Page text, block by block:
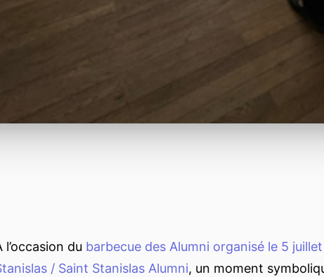
l’occasion du barbecue des Alumni organisé le 5
/ Saint Stanislas Alumni, un moment